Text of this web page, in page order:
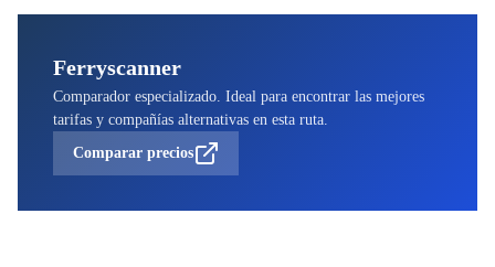
Ferryscanner
Comparador especializado. Ideal para encontrar las mejores
tarifas y compañías alternativas en esta ruta.
Comparar precios